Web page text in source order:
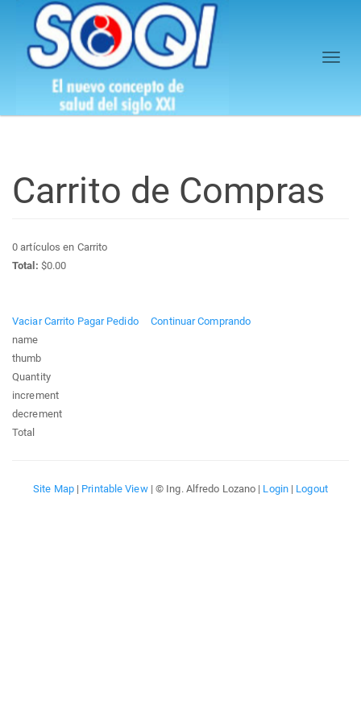
Carrito de Compras
0 artículos en Carrito
Total: $0.00
Vaciar Carrito Pagar Pedido
Continuar Comprando
name
thumb
Quantity
increment
decrement
Total
Site Map| Printable View| © Ing. Alfredo Lozano | Login| Logout